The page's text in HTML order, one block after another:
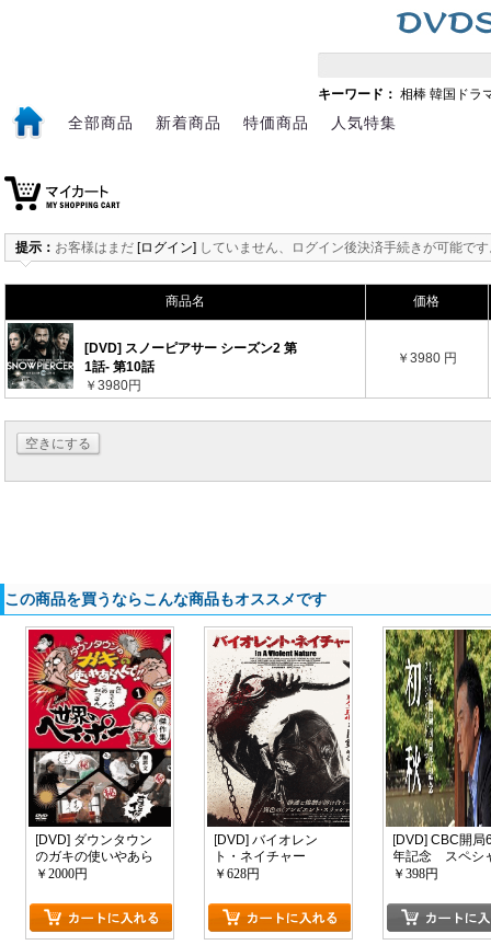
キーワード： 相棒 韓国ドラ
全部商品 新着商品 特価商品 人気特集
提示： お客様はまだ [ログイン] していません、ログイン後決済手続きが可能で
商品名 価格
[DVD] スノーピアサー シーズン2 第
1話- 第10話
￥3980円
￥3980 円
空きにする
この商品を買うならこんな商品もオススメです
[DVD] ダウンタウン
のガキの使いやあら
へんで!! 世界のヘイポ
￥2000円
[DVD] バイオレン
ト・ネイチャー
￥628円
[DVD] CBC開局
年記念 スペシ
ドラマ 初秋
￥398円